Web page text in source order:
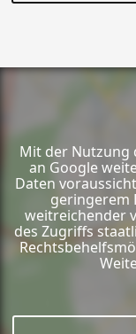
Mit der Nutzung
an Google
Daten
geringerem
weitreichender
des Zugriffs